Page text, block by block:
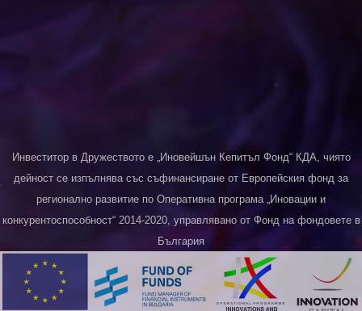
Инвеститор в Дружеството е „Иновейшън Кепитъл Фонд“ КДА, чиято
дейност се изпълнява със съфинансиране от Европейския фонд за
регионално развитие по Оперативна програма „Иновации и
конкурентоспособност“ 2014-2020, управлявано от Фонд на фондовете в
България